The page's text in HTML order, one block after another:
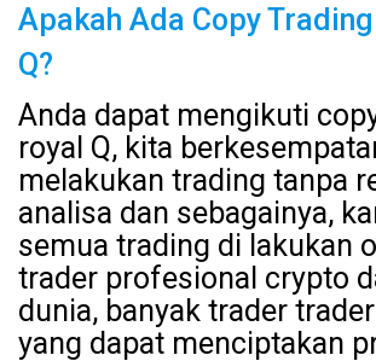
Apakah Ada Copy
Q?
Anda dapat mengikuti
royal Q, kita
melakukan trading tanpa
analisa dan sebagainya,
semua trading di lakukan
trader profesional crypto
dunia, banyak trader
yang dapat menciptakan